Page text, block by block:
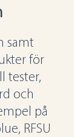
samt
för
tester,
och
på
RFSU